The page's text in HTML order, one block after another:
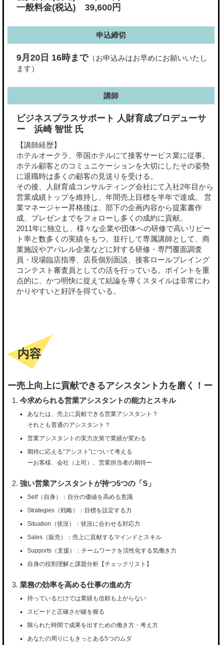
一般料金(税込) 39,600円
申込締切
9月20日 16時まで（お申込みはお早めにお願いいたし
ます）
講師
ビジネスプラスサポート 人財育成プロデューサ
ー 浜崎 智世 氏
【講師経歴】
ホテルオークラ、帝国ホテルにて接客サービス業に従事。
ホテル顧客とのコミュニケーションを大切にしたその姿勢
に退職時は多くの顧客の見送りを受ける。
その後、人財育成コンサルティング会社にて入社2年目から
営業成績トップを維持し、年間売上目標を半年で達成。 営
業マネージャー昇格後は、部下の企画内容から提案書作
成、プレゼンまでをフォローし多くの成約に貢献。
2011年に独立し、様々な企業や団体への研修で高いリピー
ト率と数多くの実績をもつ。並行して専属講師として、商
業施設やアパレル企業などに対する研修・専門覆面調査
員・現場臨店指導、店長個別面談、接客ロールプレイング
コンテスト審査員としての活を行っている。ポイントを重
点的に、かつ明快に捉えて結論を導くスタイルは非常にわ
かりやすいと好評を得ている。
内容
ー売上向上に貢献できるアシスタント力を磨く！ー
今求められる営業アシスタントの能力とスキル
あなたは、売上に貢献できる営業アシスタント？
それとも普通のアシスタント？
営業アシスタントの実力次第で業績が変わる
期待に応える“アシスト”について考える
ーお客様、会社（上司）、営業担当者の期待ー
強い営業アシスタントが持つ5つの「S」
Self（自身）：自分の価値を高める意識
Strategies（戦略）：目標を設定する力
Situation（状況）：状況に合わせる対応力
Sales（販売）：売上に貢献するマインドとスキル
Supports（支援）：チームワークを活性化する気働き力
自身の役割理解と課題分析【チェックリスト】
業務の効率を高める仕事の進め方
待っているだけでは業績も信頼も上がらない
スピードと正確さが鍵を握る
限られた時間で成果を出すための働き方・考え方
あなたの周りにもきっとある5つのムダ